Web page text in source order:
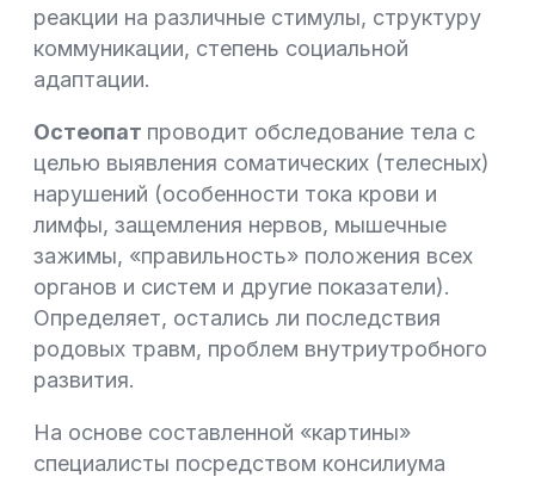
реакции на различные стимулы, структуру
коммуникации, степень социальной
адаптации.
Остеопат проводит обследование тела с
целью выявления соматических (телесных)
нарушений (особенности тока крови и
лимфы, защемления нервов, мышечные
зажимы, «правильность» положения всех
органов и систем и другие показатели).
Определяет, остались ли последствия
родовых травм, проблем внутриутробного
развития.
На основе составленной «картины»
специалисты посредством консилиума